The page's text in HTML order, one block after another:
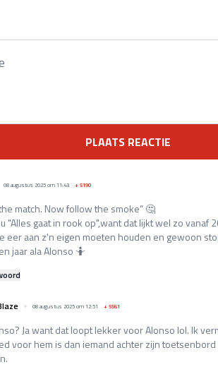
PLAATS REACTIE
08 augustus 2025 om 11:43 +5190
match. Now follow the smoke” 🤔
"Alles gaat in rook op",want dat lijkt wel zo vanaf
eer aan z'n eigen moeten houden en gewoon
jaar ala Alonso 🤷
08 augustus 2025 om 12:51 +5561
Ja want dat loopt lekker voor Alonso lol. Ik
voor hem is dan iemand achter zijn